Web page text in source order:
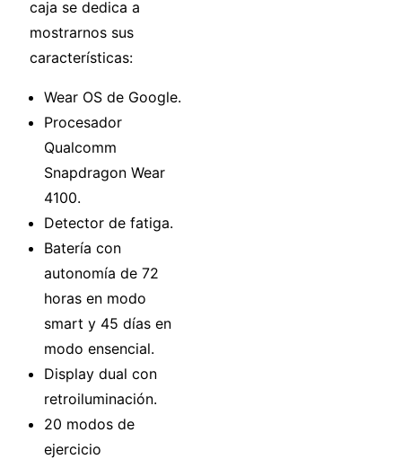
caja se dedica a
mostrarnos sus
características:
Wear OS de Google.
Procesador
Qualcomm
Snapdragon Wear
4100.
Detector de fatiga.
Batería con
autonomía de 72
horas en modo
smart y 45 días en
modo ensencial.
Display dual con
retroiluminación.
20 modos de
ejercicio